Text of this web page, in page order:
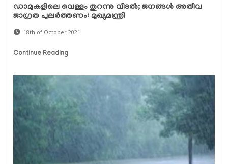
ഡാമുകളിലെ വെള്ളം തുറന്നു വിടൽ; ജനങ്ങൾ അതീവ
ജാഗ്രത പുലർത്തണം: മുഖ്യമന്ത്രി
18th of October 2021
Continue Reading